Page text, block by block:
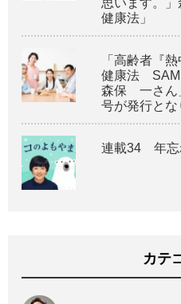
思います。
健康法」
「高齢者『
健康法
森保 一さん
号が発行とな
連載34 年忘
カテ